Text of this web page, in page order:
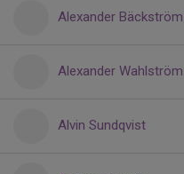
Alexander Bäckström
Alexander Wahlström
Alvin Sundqvist